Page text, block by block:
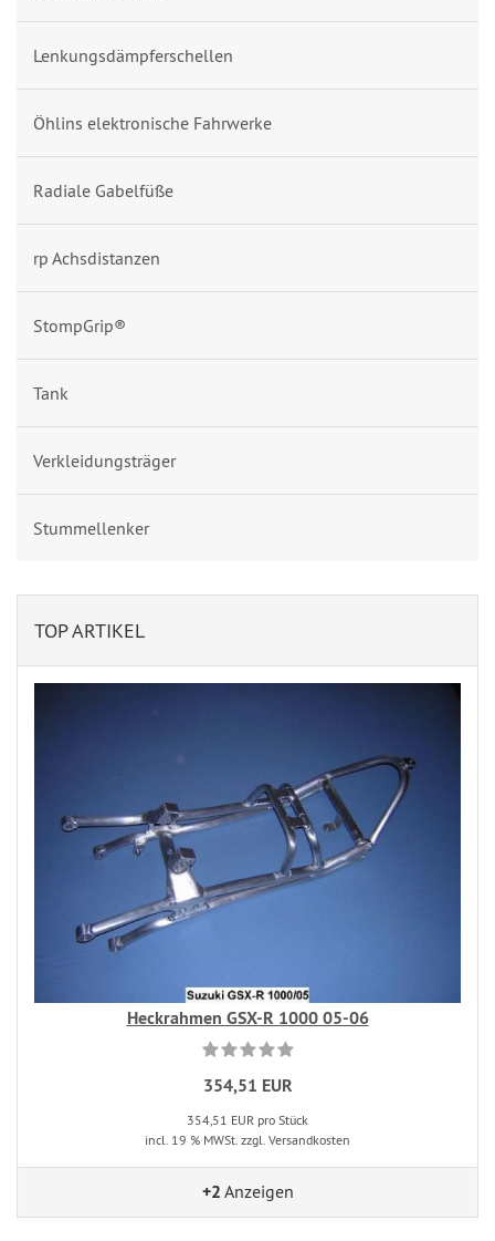
Lenkungsdämpferschellen
Öhlins elektronische Fahrwerke
Radiale Gabelfüße
rp Achsdistanzen
StompGrip®
Tank
Verkleidungsträger
Stummellenker
TOP ARTIKEL
Heckrahmen GSX-R 1000 05-06
354,51 EUR
354,51 EUR pro Stück
incl. 19 % MWSt. zzgl. Versandkosten
+2 Anzeigen